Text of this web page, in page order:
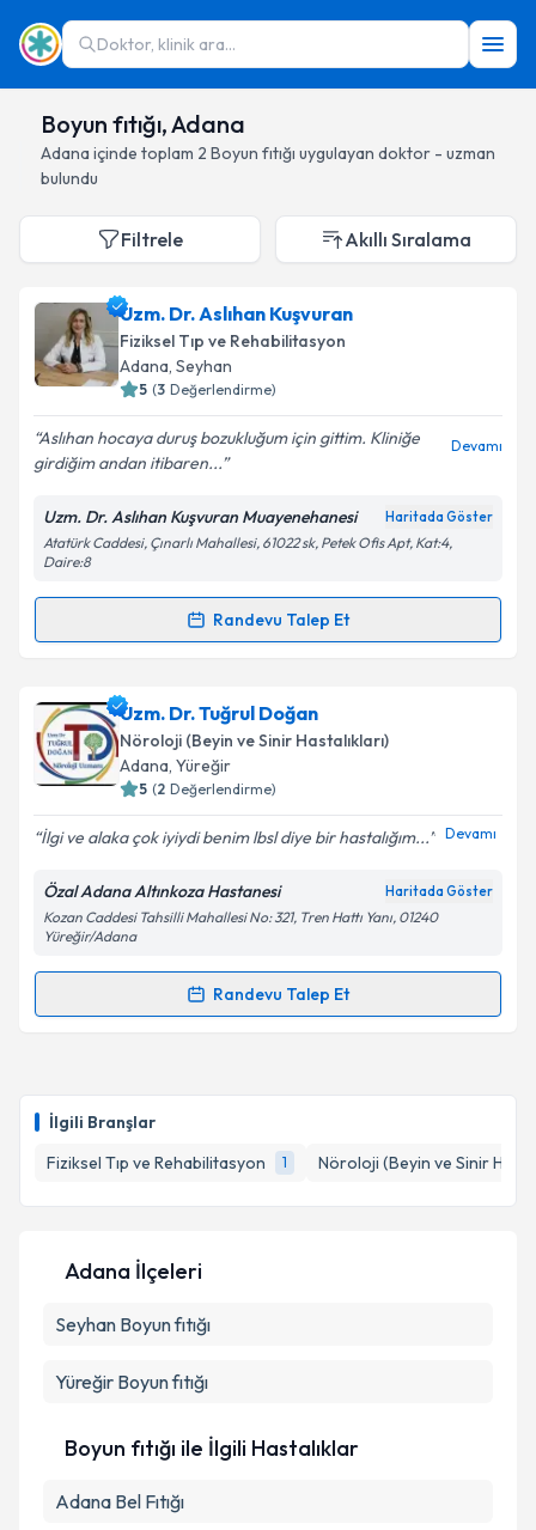
Doktor, klinik ara...
Boyun fıtığı, Adana
Adana içinde toplam 2 Boyun fıtığı uygulayan doktor - uzman
bulundu
İlgili Branşlar
Fiziksel Tıp ve Rehabilitasyon
1 Nöroloji (Beyin ve Sinir
Filtrele Akıllı Sıralama
Uzm. Dr. Aslıhan Kuşvuran
Fiziksel Tıp ve Rehabilitasyon
Adana, Seyhan
5 (3 Değerlendirme)
Aslıhan hocaya duruş bozukluğum için gittim. Kliniğe
girdiğim andan itibaren...
Devamı
Uzm. Dr. Aslıhan Kuşvuran Muayenehanesi Haritada Göster
Atatürk Caddesi, Çınarlı Mahallesi, 61022 sk, Petek Ofis Apt, Kat:4,
Daire:8
Randevu Talep Et
Randevu Takvimi Talebi
Uzm. Dr. Aslıhan Kuşvuraniçin randevu takvimi
talebi oluşturun. Size bu uzmandan randevu almanız
için bir takvim hazırlandığında e-posta ile
bilgilendireceğiz.
E-posta Adresiniz
Kişisel verilerimin işlenmesine ilişkin
Metni'ni okudum ve kişisel verilerimin belirtilen
kapsamda işlenmesini kabul ediyorum.
Uzm. Dr. Tuğrul Doğan
Nöroloji (Beyin ve Sinir Hastalıkları)
Adana, Yüreğir
5 (2 Değerlendirme)
İlgi ve alaka çok iyiydi benim lbsl diye bir hastalığım... Devamı
Özal Adana Altınkoza Hastanesi Haritada Göster
Kozan Caddesi Tahsilli Mahallesi No: 321, Tren Hattı Yanı, 01240
Yüreğir/Adana
Randevu Talep Et
Randevu Takvimi Talebi
takvim hazırlandığında e-posta ile bilgilendireceğiz.
Metni'ni okudum ve kişisel verilerimin belirtilen
Adana İlçeleri
Seyhan Boyun fıtığı
Yüreğir Boyun fıtığı
Boyun fıtığı ile İlgili Hastalıklar
Adana Bel Fıtığı